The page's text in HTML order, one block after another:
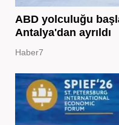
ABD yolculuğu
Antalya'dan ayrıldı
Haber7